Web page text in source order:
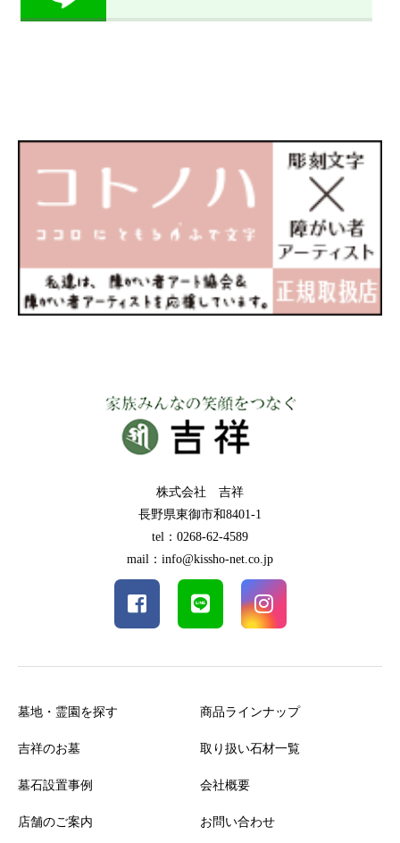
株式会社 吉祥
長野県東御市和8401-1
tel：0268-62-4589
mail：info@kissho-net.co.jp
墓地・霊園を探す
吉祥のお墓
墓石設置事例
店舗のご案内
商品ラインナップ
取り扱い石材一覧
会社概要
お問い合わせ